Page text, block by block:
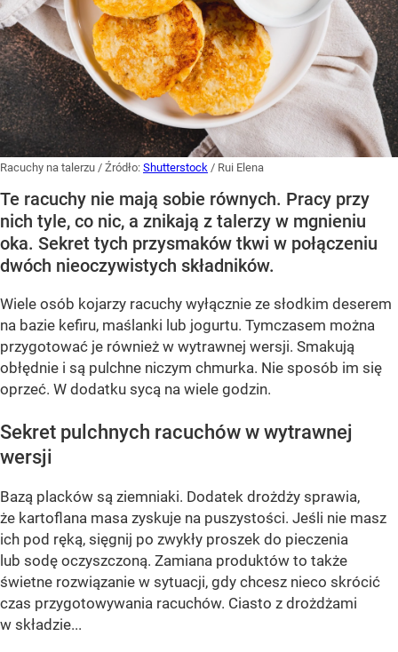
Racuchy na talerzu / Źródło: Shutterstock / Rui Elena
Te racuchy nie mają sobie równych. Pracy przy
nich tyle, co nic, a znikają z talerzy w mgnieniu
oka. Sekret tych przysmaków tkwi w połączeniu
dwóch nieoczywistych składników.
Wiele osób kojarzy racuchy wyłącznie ze słodkim deserem
na bazie kefiru, maślanki lub jogurtu. Tymczasem można
przygotować je również w wytrawnej wersji. Smakują
obłędnie i są pulchne niczym chmurka. Nie sposób im się
oprzeć. W dodatku sycą na wiele godzin.
Sekret pulchnych racuchów w wytrawnej
wersji
Bazą placków są ziemniaki. Dodatek drożdży sprawia,
że kartoflana masa zyskuje na puszystości. Jeśli nie masz
ich pod ręką, sięgnij po zwykły proszek do pieczenia
lub sodę oczyszczoną. Zamiana produktów to także
świetne rozwiązanie w sytuacji, gdy chcesz nieco skrócić
czas przygotowywania racuchów. Ciasto z drożdżami
w składzie...